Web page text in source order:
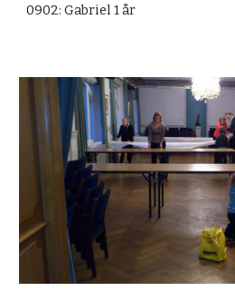
0902: Gabriel 1 år